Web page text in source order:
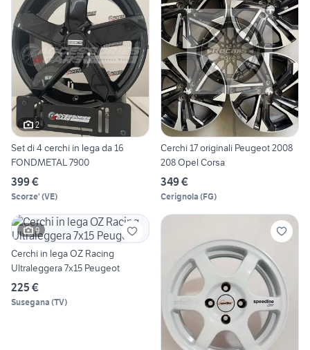
2
Set di 4 cerchi in lega da 16
FONDMETAL 7900
399 €
Scorze' (VE)
Cerchi 17 originali Peugeot 2008
208 Opel Corsa
349 €
Cerignola (FG)
9
Cerchi in lega OZ Racing
Ultraleggera 7x15 Peugeot
225 €
Susegana (TV)